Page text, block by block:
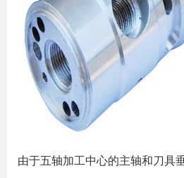
由于五轴加工中心的主轴和刀具